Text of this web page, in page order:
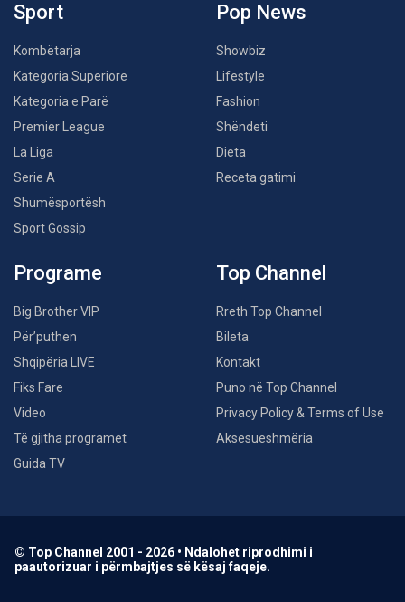
Sport
Kombëtarja
Kategoria Superiore
Kategoria e Parë
Premier League
La Liga
Serie A
Shumësportësh
Sport Gossip
Pop News
Showbiz
Lifestyle
Fashion
Shëndeti
Dieta
Receta gatimi
Programe
Big Brother VIP
Për’puthen
Shqipëria LIVE
Fiks Fare
Video
Të gjitha programet
Guida TV
Top Channel
Rreth Top Channel
Bileta
Kontakt
Puno në Top Channel
Privacy Policy & Terms of Use
Aksesueshmëria
© Top Channel 2001 - 2026 • Ndalohet riprodhimi i
paautorizuar i përmbajtjes së kësaj faqeje.